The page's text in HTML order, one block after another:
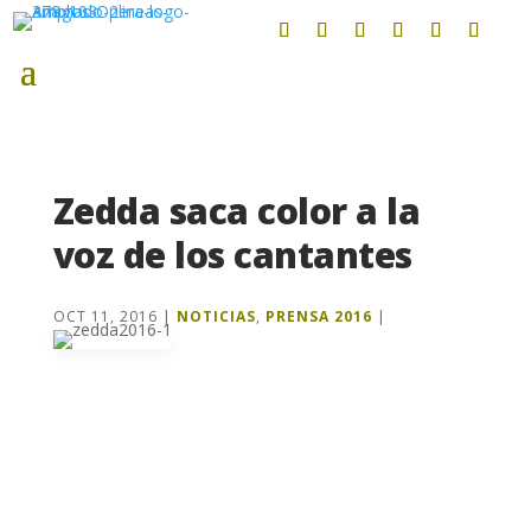
Zedda saca color a la
voz de los cantantes
OCT 11, 2016 | NOTICIAS, PRENSA 2016 |